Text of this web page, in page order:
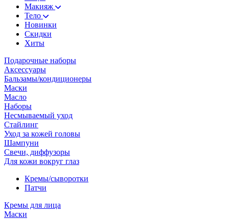
Макияж
Тело
Новинки
Скидки
Хиты
Подарочные наборы
Аксессуары
Бальзамы/кондиционеры
Маски
Масло
Наборы
Несмываемый уход
Стайлинг
Уход за кожей головы
Шампуни
Свечи, диффузоры
Для кожи вокруг глаз
Кремы/сыворотки
Патчи
Кремы для лица
Маски